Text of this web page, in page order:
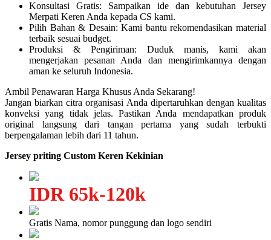
Konsultasi Gratis: Sampaikan ide dan kebutuhan Jersey
Merpati Keren Anda kepada CS kami.
Pilih Bahan & Desain: Kami bantu rekomendasikan material
terbaik sesuai budget.
Produksi & Pengiriman: Duduk manis, kami akan
mengerjakan pesanan Anda dan mengirimkannya dengan
aman ke seluruh Indonesia.
Ambil Penawaran Harga Khusus Anda Sekarang!
Jangan biarkan citra organisasi Anda dipertaruhkan dengan kualitas
konveksi yang tidak jelas. Pastikan Anda mendapatkan produk
original langsung dari tangan pertama yang sudah terbukti
berpengalaman lebih dari 11 tahun.
Jersey priting Custom Keren Kekinian
IDR 65k-120k
Gratis Nama, nomor punggung dan logo sendiri